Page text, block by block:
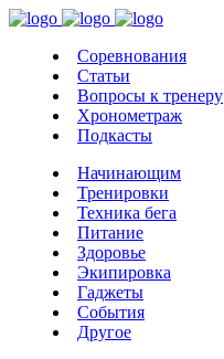
Соревнования
Статьи
Вопросы к тренеру
Хронометраж
Подкасты
Начинающим
Тренировки
Техника бега
Питание
Здоровье
Экипировка
Гаджеты
События
Другое